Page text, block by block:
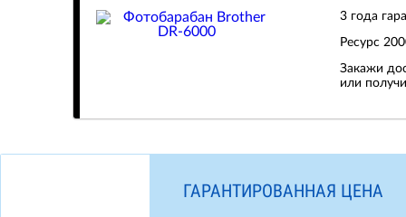
3 года
Ресурс
Закажи
или
ГАРАНТИРОВАННАЯ ЦЕНА